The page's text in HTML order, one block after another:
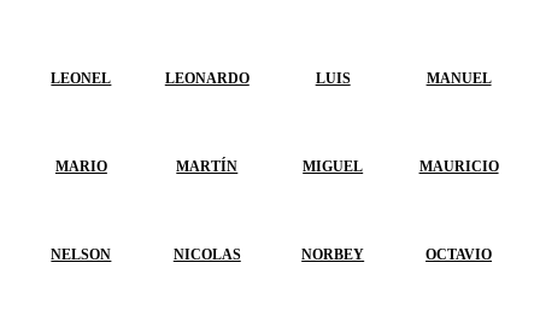
LEONEL LEONARDO LUIS MANUEL
MARIO MARTÍN MIGUEL MAURICIO
NELSON NICOLAS NORBEY OCTAVIO